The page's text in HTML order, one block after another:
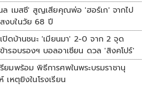
ล เมสซี' สูญเสียคุณพ่อ 'ฮอร์เก' จากไป
งบในวัย 68 ปี
ปิดบ้านชนะ 'เมียนมา' 2-0 จาก 2 จุด
ารอบรองฯ บอลอาเซียน ดวล 'สิงคโปร์'
ยมพร้อม พิธีการศพในพระบรมราชานุ
เหตุยิงในโรงเรียน